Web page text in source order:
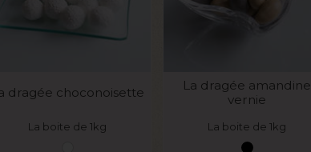
dragée choconoisette
La boite de 1kg
La dragée amandine
vernie
La boite de 1kg